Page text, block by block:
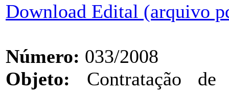
Download Edital (arquivo
Número: 033/2008
Objeto: Contratação de